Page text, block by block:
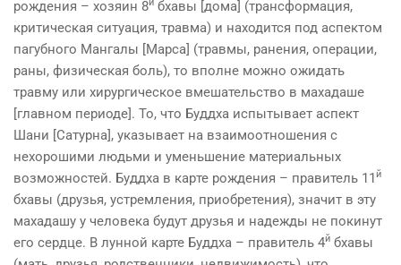
рождения – хозяин 8 бхавы [дома] (трансформация,
критическая ситуация, травма) и находится под аспектом
пагубного Мангалы [Марса] (травмы, ранения, операции,
раны, физическая боль), то вполне можно ожидать
травму или хирургическое вмешательство в махадаше
[главном периоде]. То, что Буддха испытывает аспект
Шани [Сатурна], указывает на взаимоотношения с
нехорошими людьми и уменьшение материальных
возможностей. Буддха в кар­те рождения – правитель 11й
бхавы (друзья, устремления, приобретения), значит в эту
махадашу у человека будут друзья и надежды не покинут
его сердце. В лунной карте Буддха – правитель 4й бхавы